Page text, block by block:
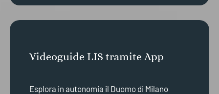
Videoguide LIS tramite App
Esplora in autonomia il Duomo di Milano